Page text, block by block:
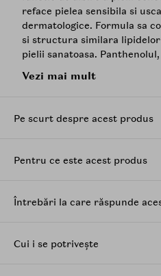
reface pielea sensibila si
dermatologice. Formula sa
si structura similara
pielii sanatoasa.
de asemenea,niacinamida
recomandat sa reaplicati
externi, pentru a asigura o
Vezi mai mult
Pe scurt despre acest produs
Pentru ce este acest produs
Întrebări la care răspunde
Cui i se potrivește